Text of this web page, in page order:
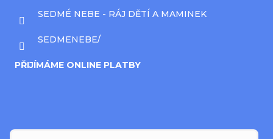
SEDMÉ NEBE - RÁJ DĚTÍ A MAMINEK
SEDMENEBE/
PŘIJÍMÁME ONLINE PLATBY